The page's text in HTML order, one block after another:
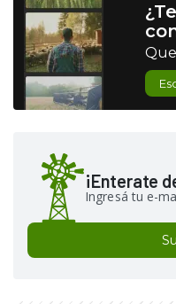
¡Enterate
Ingresá tu e-